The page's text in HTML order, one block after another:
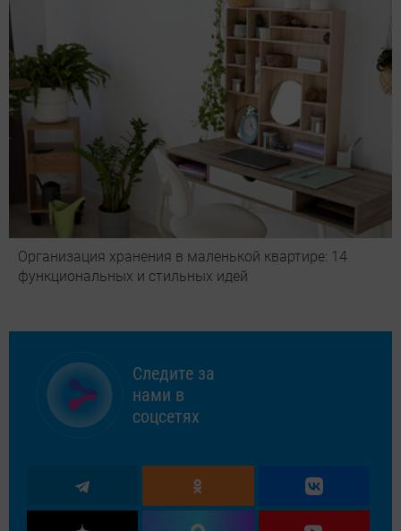
Организация хранения в маленькой квартире: 14
функциональных и стильных идей
Следите за
нами в
соцсетях